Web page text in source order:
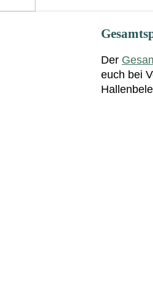
Der
euch bei